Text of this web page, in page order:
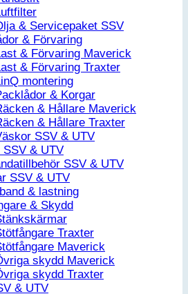
& Servicepaket SSV
& Förvaring
& Förvaring Maverick
& Förvaring Traxter
montering
& Korgar
& Hållare Maverick
& Hållare Traxter
SSV & UTV
SSV & UTV
SSV & UTV
SSV & UTV
& lastning
& Skydd
Traxter
Maverick
skydd Maverick
skydd Traxter
& UTV